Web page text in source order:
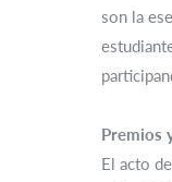
son la
Premios
El acto